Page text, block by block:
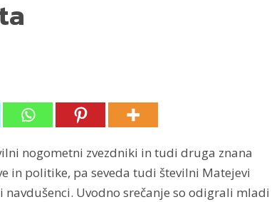
nogometni zvezdniki in tudi druga znana
in politike, pa seveda tudi številni Matejevi
Uvodno srečanje so odigrali mladi